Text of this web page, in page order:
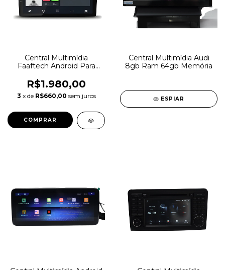
Central Multimídia
Faaftech Android Para
Cross, Virtus
R$1.980,00
3 x de R$660,00 sem juros
Central Multimídia Audi
8gb Ram 64gb Memória
ESPIAR